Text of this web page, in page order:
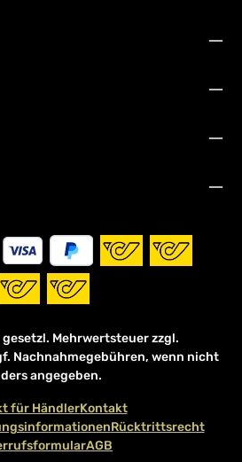
Mehrwertsteuer zzgl.
Nachnahmegebühren, wenn nicht
angegeben.
für HändlerKontakt
Rücktrittsrecht
AGB